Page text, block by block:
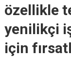
özellikle
yenilikçi
için